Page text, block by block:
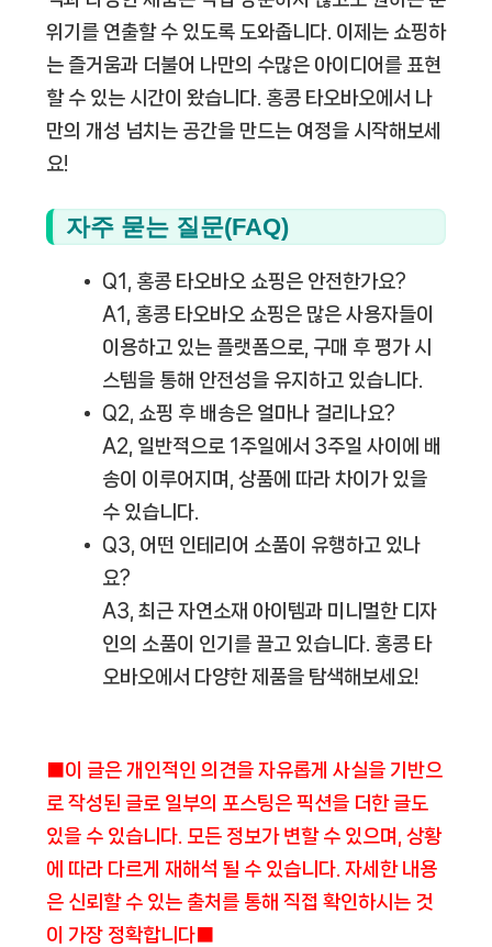
위기를 연출할 수 있도록 도와줍니다. 이제는 쇼핑하
는 즐거움과 더불어 나만의 수많은 아이디어를 표현
할 수 있는 시간이 왔습니다. 홍콩 타오바오에서 나
만의 개성 넘치는 공간을 만드는 여정을 시작해보세
요!
자주 묻는 질문(FAQ)
Q1, 홍콩 타오바오 쇼핑은 안전한가요?
A1, 홍콩 타오바오 쇼핑은 많은 사용자들이
이용하고 있는 플랫폼으로, 구매 후 평가 시
스템을 통해 안전성을 유지하고 있습니다.
Q2, 쇼핑 후 배송은 얼마나 걸리나요?
A2, 일반적으로 1주일에서 3주일 사이에 배
송이 이루어지며, 상품에 따라 차이가 있을
수 있습니다.
Q3, 어떤 인테리어 소품이 유행하고 있나
요?
A3, 최근 자연소재 아이템과 미니멀한 디자
인의 소품이 인기를 끌고 있습니다. 홍콩 타
오바오에서 다양한 제품을 탐색해보세요!
■이 글은 개인적인 의견을 자유롭게 사실을 기반으
로 작성된 글로 일부의 포스팅은 픽션을 더한 글도
있을 수 있습니다. 모든 정보가 변할 수 있으며, 상황
에 따라 다르게 재해석 될 수 있습니다. 자세한 내용
은 신뢰할 수 있는 출처를 통해 직접 확인하시는 것
이 가장 정확합니다■